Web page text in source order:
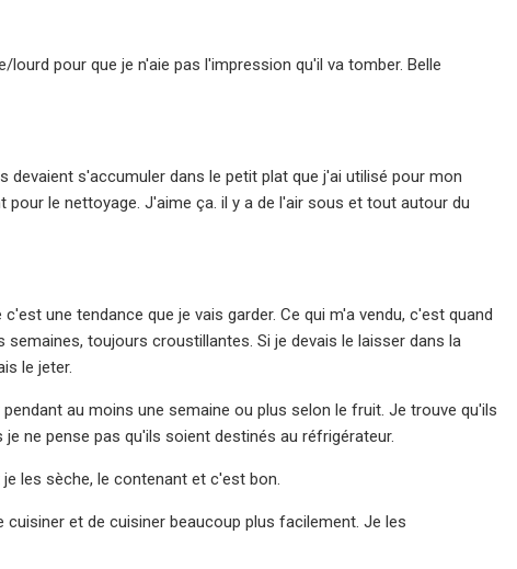
pour que je n'aie pas l'impression qu'il va tomber. Belle
devaient s'accumuler dans le petit plat que j'ai utilisé pour mon
le nettoyage. J'aime ça. il y a de l'air sous et tout autour du
une tendance que je vais garder. Ce qui m'a vendu, c'est quand
toujours croustillantes. Si je devais le laisser dans la
le jeter.
au moins une semaine ou plus selon le fruit. Je trouve qu'ils
ne pense pas qu'ils soient destinés au réfrigérateur.
les sèche, le contenant et c'est bon.
et de cuisiner beaucoup plus facilement. Je les